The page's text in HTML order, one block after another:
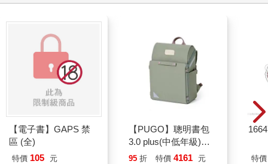
【電子書】GAPS 禁
區 (全)
特價 105 元
【PUGO】聰明書包
3.0 plus(中低年級)沙
綠 全新進化玩美上市
95 折 特價 4161 元 特價